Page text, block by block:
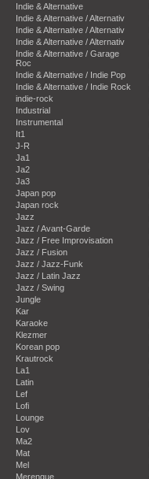
Indie & Alternative
Indie & Alternative / Alternativ
Indie & Alternative / Alternativ
Indie & Alternative / Alternativ
Indie & Alternative / Garage
Roc
Indie & Alternative / Indie Pop
Indie & Alternative / Indie Rock
indie-rock
Industrial
Instrumental
It1
J-R
Ja1
Ja2
Ja3
Japan pop
Japan rock
Jazz
Jazz / Avant-Garde
Jazz / Free Improvisation
Jazz / Fusion
Jazz / Jazz-Funk
Jazz / Latin Jazz
Jazz / Swing
Jungle
Kar
Karaoke
Klezmer
Korean pop
Krautrock
La1
Latin
Lef
Lofi
Lounge
Lov
Ma2
Mat
Mel
Merengue